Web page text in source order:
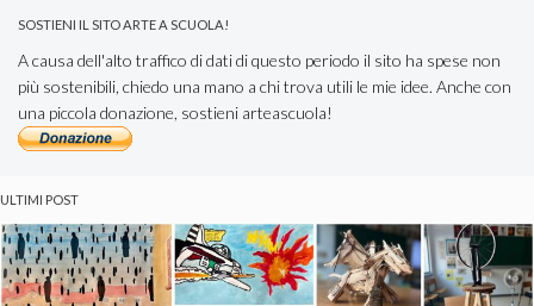
SOSTIENI IL SITO ARTE A SCUOLA!
A causa dell'alto traffico di dati di questo periodo il sito ha spese non
più sostenibili, chiedo una mano a chi trova utili le mie idee. Anche con
una piccola donazione, sostieni arteascuola!
ULTIMI POST